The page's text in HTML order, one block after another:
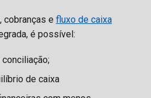
cobranças e fluxo de caixa
é possível:
de caixa